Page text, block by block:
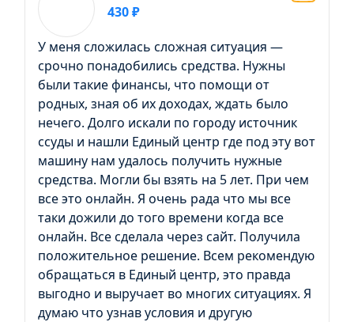
430 ₽
У меня сложилась сложная ситуация —
срочно понадобились средства. Нужны
были такие финансы, что помощи от
родных, зная об их доходах, ждать было
нечего. Долго искали по городу источник
ссуды и нашли Единый центр где под эту вот
машину нам удалось получить нужные
средства. Могли бы взять на 5 лет. При чем
все это онлайн. Я очень рада что мы все
таки дожили до того времени когда все
онлайн. Все сделала через сайт. Получила
положительное решение. Всем рекомендую
обращаться в Единый центр, это правда
выгодно и выручает во многих ситуациях. Я
думаю что узнав условия и другую